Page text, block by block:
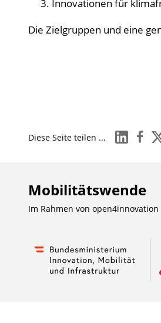
Innovationen für
Die Zielgruppen und eine
Diese Seite teilen ... linkedin x
Mobilitätswende
Im Rahmen von open4innovation